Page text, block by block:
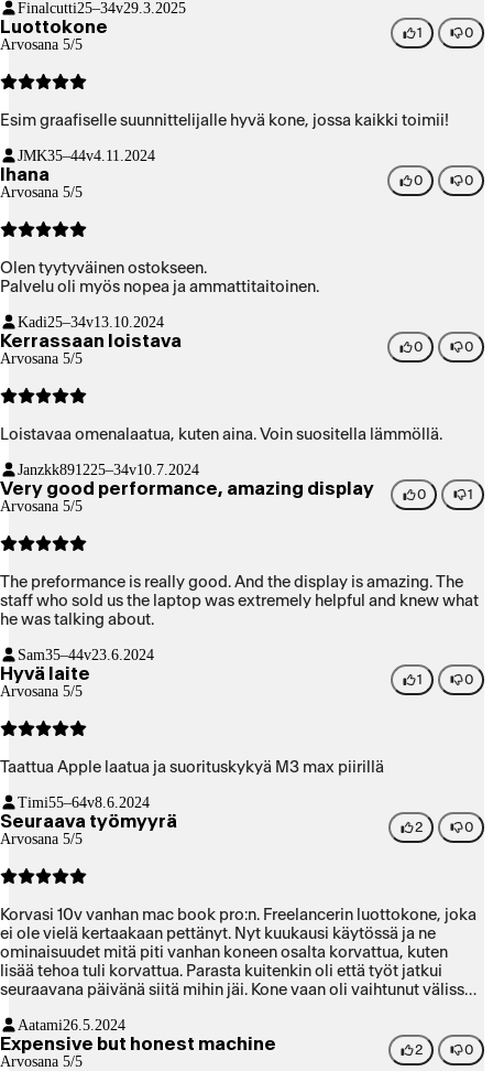
Finalcutti25–34v29.3.2025
Luottokone
Arvosana 5/5
1 0
Esim graafiselle suunnittelijalle hyvä kone, jossa kaikki toimii!
JMK35–44v4.11.2024
Ihana
Arvosana 5/5
0 0
Olen tyytyväinen ostokseen.
Palvelu oli myös nopea ja ammattitaitoinen.
Kadi25–34v13.10.2024
Kerrassaan loistava
Arvosana 5/5
0 0
Loistavaa omenalaatua, kuten aina. Voin suositella lämmöllä.
Janzkk891225–34v10.7.2024
Very good performance, amazing display
Arvosana 5/5
0 1
The preformance is really good. And the display is amazing. The
staff who sold us the laptop was extremely helpful and knew what
he was talking about.
Sam35–44v23.6.2024
Hyvä laite
Arvosana 5/5
1 0
Taattua Apple laatua ja suorituskykyä M3 max piirillä
Timi55–64v8.6.2024
Seuraava työmyyrä
Arvosana 5/5
2 0
Korvasi 10v vanhan mac book pro:n. Freelancerin luottokone, joka
ei ole vielä kertaakaan pettänyt. Nyt kuukausi käytössä ja ne
ominaisuudet mitä piti vanhan koneen osalta korvattua, kuten
lisää tehoa tuli korvattua. Parasta kuitenkin oli että työt jatkui
seuraavana päivänä siitä mihin jäi. Kone vaan oli vaihtunut välissä.
niin maksaa itsensä takaisin.
Aatami26.5.2024
Expensive but honest machine
Arvosana 5/5
2 0